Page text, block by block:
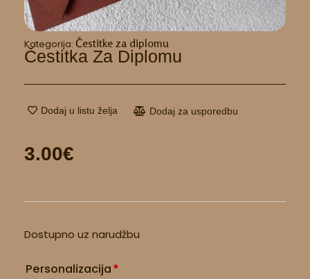
Kategorija: Čestitke za diplomu
Čestitka Za Diplomu
Dodaj u listu želja Dodaj za usporedbu
3.00€
Dostupno uz narudžbu
Personalizacija*
za
količina